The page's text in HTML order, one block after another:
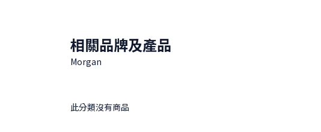
相關品牌及產品
Morgan
此分類沒有商品